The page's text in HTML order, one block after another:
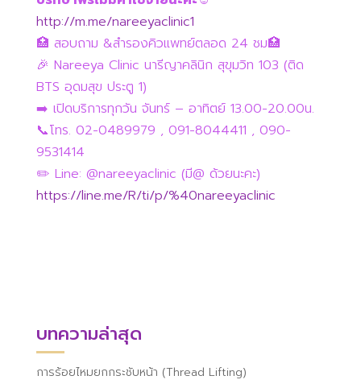
http://m.me/nareeyaclinic1
🏥 สอบถาม &สำรองคิวแพทย์ตลอด 24 ชม🏥
🎉 Nareeya Clinic นารีญาคลินิก สุขุมวิท 103 (ติด
BTS อุดมสุข ประตู 1)
➡️ เปิดบริการทุกวัน จันทร์ – อาทิตย์ 13.00-20.00น.
📞โทร. 02-0489979 , 091-8044411 , 090-
9531414
✏️ Line: @nareeyaclinic (มี@ ด้วยนะคะ)
https://line.me/R/ti/p/%40nareeyaclinic
บทความล่าสุด
การร้อยไหมยกกระชับหน้า (Thread Lifting)